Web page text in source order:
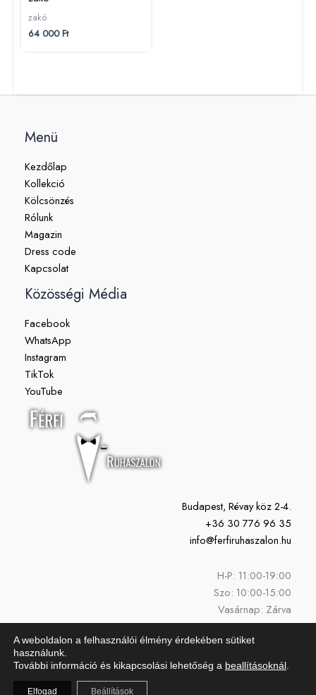
zakó
64 000Ft
Menü
Kezdőlap
Kollekció
Kölcsönzés
Rólunk
Magazin
Dress code
Kapcsolat
Közösségi Média
Facebook
WhatsApp
Instagram
TikTok
YouTube
Budapest, Révay köz 2-4.
+36 30 776 96 35
info@ferfiruhaszalon.hu
H-P: 11:00-19:00
Szo: 10:00-15:00
Vasárnap: Zárva
A weboldalon a felhasználói élmény érdekében sütiket
használunk.
További információ és kikapcsolási lehetőség a beallításoknál
Elfogad Beállítások